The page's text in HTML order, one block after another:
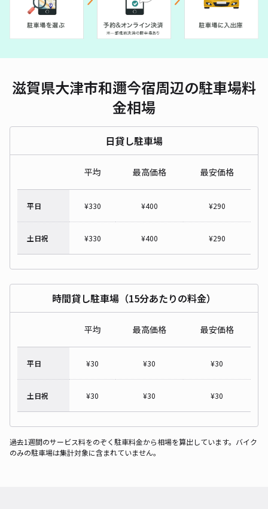
滋賀県大津市和邇今宿周辺の駐車場料
金相場
日貸し駐車場
平均 最高価格 最安価格
平日 ¥330 ¥400 ¥290
土日祝 ¥330 ¥400 ¥290
時間貸し駐車場（15分あたりの料金）
平均 最高価格 最安価格
平日 ¥30 ¥30 ¥30
土日祝 ¥30 ¥30 ¥30
過去1週間のサービス料をのぞく駐車料金から相場を算出しています。バイク
のみの駐車場は集計対象に含まれていません。